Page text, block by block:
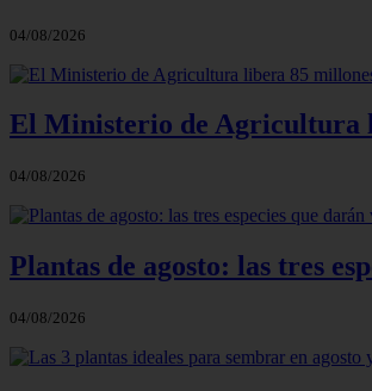
04/08/2026
El Ministerio de Agricultura
04/08/2026
Plantas de agosto: las tres
04/08/2026